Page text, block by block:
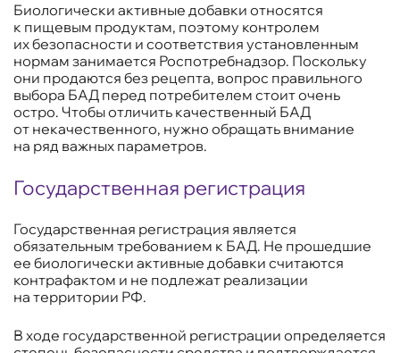
Биологически активные добавки относятся
к пищевым продуктам, поэтому контролем
их безопасности и соответствия установленным
нормам занимается Роспотребнадзор. Поскольку
они продаются без рецепта, вопрос правильного
выбора БАД перед потребителем стоит очень
остро. Чтобы отличить качественный БАД
от некачественного, нужно обращать внимание
на ряд важных параметров.
Государственная регистрация
Государственная регистрация является
обязательным требованием к БАД. Не прошедшие
ее биологически активные добавки считаются
контрафактом и не подлежат реализации
на территории РФ.
В ходе государственной регистрации определяется